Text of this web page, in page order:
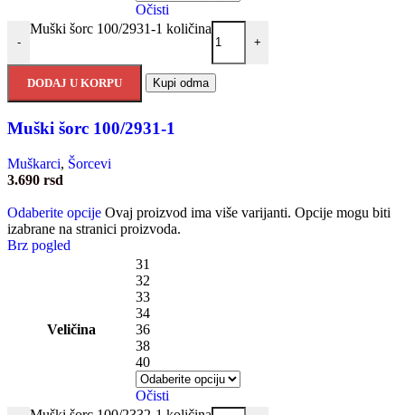
Očisti
-
Muški šorc 100/2931-1 količina
+
DODAJ U KORPU Kupi odma
Muški šorc 100/2931-1
Muškarci, Šorcevi
3.690 rsd
Odaberite opcije Ovaj proizvod ima više varijanti. Opcije mogu biti
izabrane na stranici proizvoda.
Brz pogled
Veličina
31
32
33
34
36
38
40
Očisti